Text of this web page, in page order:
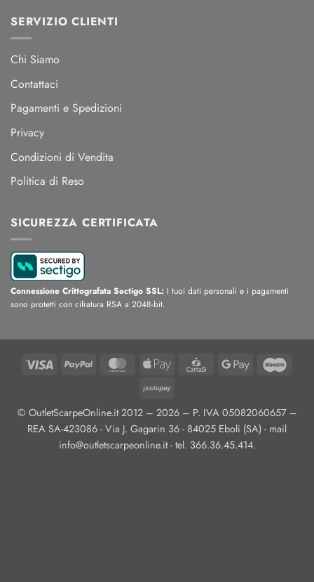
SERVIZIO CLIENTI
Chi Siamo
Contattaci
Pagamenti e Spedizioni
Privacy
Condizioni di Vendita
Politica di Reso
SICUREZZA CERTIFICATA
Connessione Crittografata Sectigo SSL: I tuoi dati personali e i pagamenti
sono protetti con cifratura RSA a 2048-bit.
Visa PayPal MasterCard Apple
CartaSi
Google
© OutletScarpeOnline.it 2012 – 2026 – P. IVA 05082060657 –
REA SA-423086 - Via J. Gagarin 36 - 84025 Eboli (SA) - mail
info@outletscarpeonline.it - tel. 366.36.45.414.